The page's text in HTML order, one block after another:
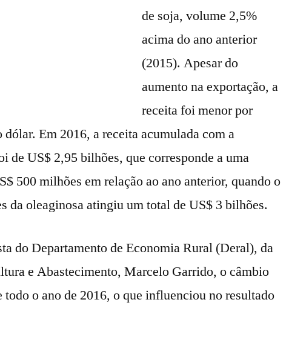
de soja, volume 2,5%
acima do ano anterior
(2015). Apesar do
aumento na exportação, a
receita foi menor por
dólar. Em 2016, a receita acumulada com a
de US$ 2,95 bilhões, que corresponde a uma
500 milhões em relação ao ano anterior, quando o
da oleaginosa atingiu um total de US$ 3 bilhões.
do Departamento de Economia Rural (Deral), da
e Abastecimento, Marcelo Garrido, o câmbio
o ano de 2016, o que influenciou no resultado